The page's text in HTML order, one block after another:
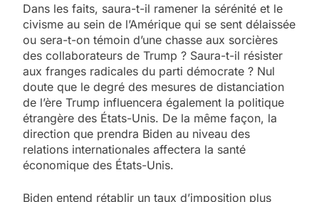
Dans les faits, saura-t-il ramener la sérénité et le
civisme au sein de l’Amérique qui se sent délaissée
ou sera-t-on témoin d’une chasse aux sorcières
des collaborateurs de Trump ? Saura-t-il résister
aux franges radicales du parti démocrate ? Nul
doute que le degré des mesures de distanciation
de l’ère Trump influencera également la politique
étrangère des États-Unis. De la même façon, la
direction que prendra Biden au niveau des
relations internationales affectera la santé
économique des États-Unis.
Biden entend rétablir un taux d’imposition plus